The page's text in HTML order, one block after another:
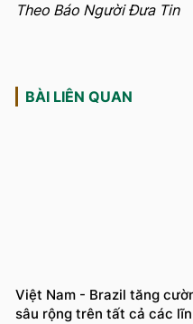
Theo Báo Người Đưa Tin
BÀI LIÊN QUAN
Việt Nam - Brazil tăng
sâu rộng trên tất cả các